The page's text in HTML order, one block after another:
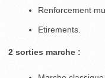
Renforcement
Etirements.
2 sorties marche :